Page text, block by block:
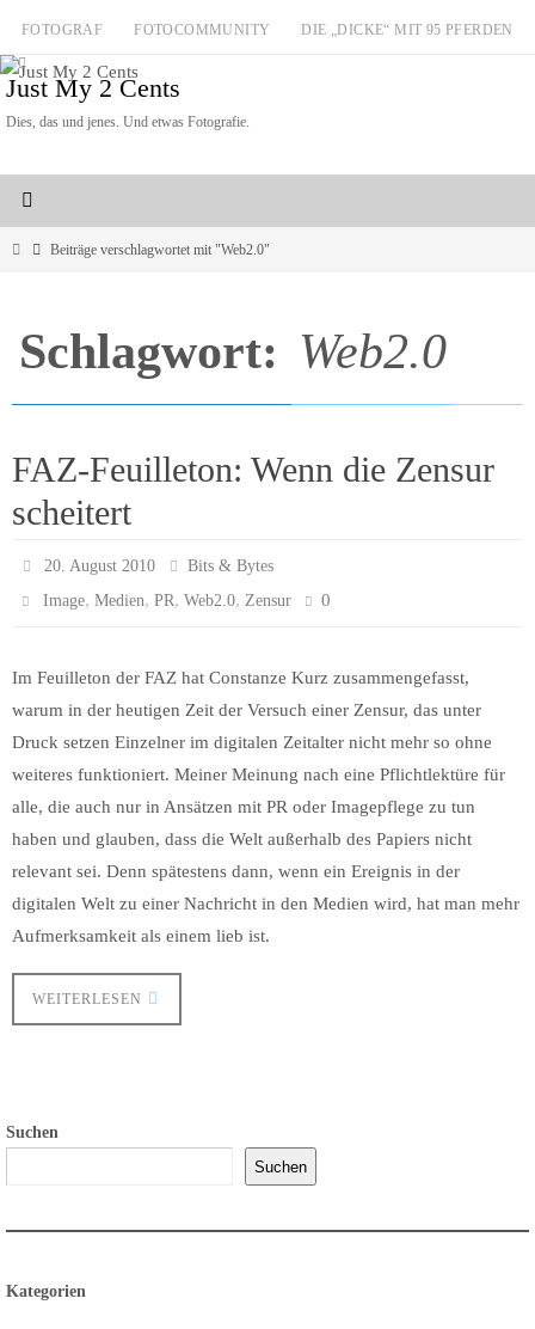
Zum
Inhalt
springen
FOTOGRAF FOTOCOMMUNITY DIE „DICKE“ MIT 95 PFERDEN
Just My 2 Cents
Dies, das und jenes. Und etwas Fotografie.
StartBeiträge verschlagwortet mit "Web2.0"
Schlagwort: Web2.0
FAZ-Feuilleton: Wenn die Zensur
scheitert
20. August 2010
Bits & Bytes
Image,Medien,PR,Web2.0, Zensur 0
Im Feuilleton der FAZ hat Constanze Kurz zusammengefasst,
warum in der heutigen Zeit der Versuch einer Zensur, das unter
Druck setzen Einzelner im digitalen Zeitalter nicht mehr so ohne
weiteres funktioniert. Meiner Meinung nach eine Pflichtlektüre für
alle, die auch nur in Ansätzen mit PR oder Imagepflege zu tun
haben und glauben, dass die Welt außerhalb des Papiers nicht
relevant sei. Denn spätestens dann, wenn ein Ereignis in der
digitalen Welt zu einer Nachricht in den Medien wird, hat man mehr
Aufmerksamkeit als einem lieb ist.
WEITERLESEN
Suchen
Suchen
Kategorien